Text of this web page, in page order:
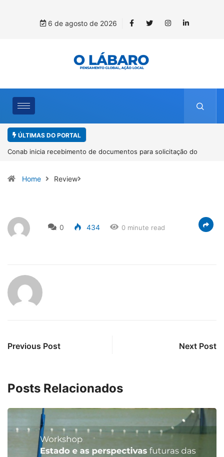
6 de agosto de 2026
ÚLTIMAS DO PORTAL
Conab inicia recebimento de documentos para solicitação do
Home Review
0 434 0 minute read
Previous Post Next Post
Posts Relacionados